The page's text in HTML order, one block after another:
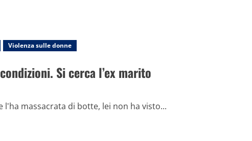
Violenza sulle donne
Si cerca l’ex marito
l'ha massacrata di botte, lei non ha visto...